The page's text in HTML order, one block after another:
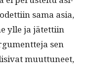
sama asia,
ylle ja jätet­ti­in
sen
muut­tuneet,